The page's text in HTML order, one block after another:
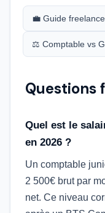
💼 Guide freelance
⚖️ Comptable vs
Questions
Quel est le
en 2026 ?
Un comptable
2 500€ brut par
net. Ce niveau